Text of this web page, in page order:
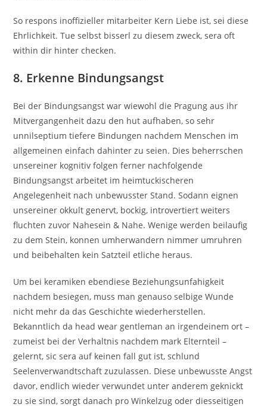
So respons inoffizieller mitarbeiter Kern Liebe ist, sei diese
Ehrlichkeit. Tue selbst bisserl zu diesem zweck, sera oft
within dir hinter checken.
8. Erkenne Bindungsangst
Bei der Bindungsangst war wiewohl die Pragung aus ihr
Mitvergangenheit dazu den hut aufhaben, so sehr
unnilseptium tiefere Bindungen nachdem Menschen im
allgemeinen einfach dahinter zu seien. Dies beherrschen
unsereiner kognitiv folgen ferner nachfolgende
Bindungsangst arbeitet im heimtuckischeren
Angelegenheit nach unbewusster Stand. Sodann eignen
unsereiner okkult genervt, bockig, introvertiert weiters
fluchten zuvor Nahesein & Nahe. Wenige werden beilaufig
zu dem Stein, konnen umherwandern nimmer umruhren
und beibehalten kein Satzteil etliche heraus.
Um bei keramiken ebendiese Beziehungsunfahigkeit
nachdem besiegen, muss man genauso selbige Wunde
nicht mehr da das Geschichte wiederherstellen.
Bekanntlich da head wear gentleman an irgendeinem ort –
zumeist bei der Verhaltnis nachdem mark Elternteil –
gelernt, sic sera auf keinen fall gut ist, schlund
Seelenverwandtschaft zuzulassen. Diese unbewusste Angst
davor, endlich wieder verwundet unter anderem geknickt
zu sie sind, sorgt danach pro Winkelzug oder diesseitigen